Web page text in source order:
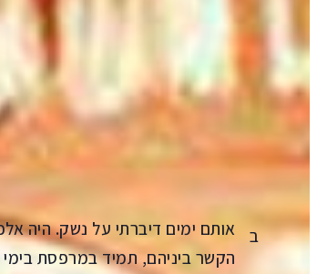
הקדמה
ב
אותם ימים דיברתי על נשק. היה